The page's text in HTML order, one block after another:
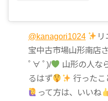
@kanagori1024 リ
宝中古市場山形南店
ﾟ∀ ﾟ)/
山形の人な
るはず
行ったこ
って方は、いいね